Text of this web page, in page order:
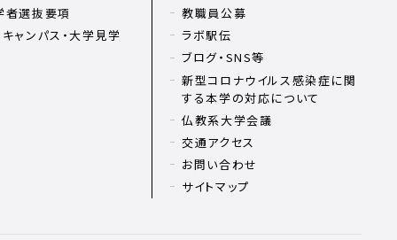
者選抜要項
ャンパス・大学見学
教職員公募
ラボ駅伝
ブログ・SNS等
新型コロナウイルス感染症に関
する本学の対応について
仏教系大学会議
交通アクセス
お問い合わせ
サイトマップ